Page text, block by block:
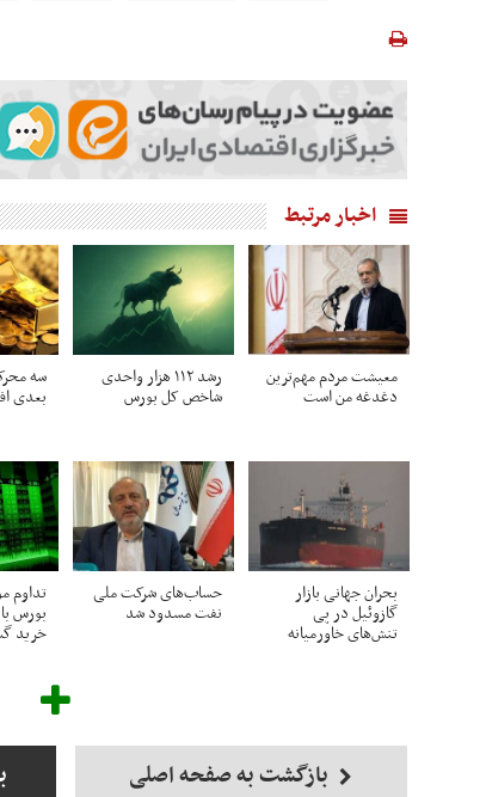
اخبار مرتبط
معیشت مردم مهم‌ترین
دغدغه من است
رشد ۱۱۲ هزار واحدی
شاخص کل بورس
سه
بعدی
بحران جهانی بازار
گازوئیل در پی
تنش‌های خاورمیانه
حساب‌های شرکت ملی
نفت مسدود شد
تداوم
بورس
خرید
بازگشت به صفحه اصلی